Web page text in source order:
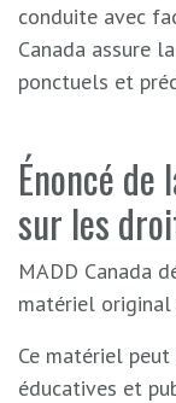
conduite avec
Canada assure
ponctuels et
Énoncé de
sur les
MADD Canada
matériel
Ce matériel
éducatives et